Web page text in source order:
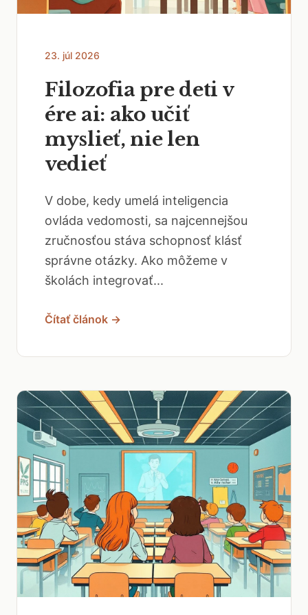
23. júl 2026
Filozofia pre deti v
ére ai: ako učiť
myslieť, nie len
vedieť
V dobe, kedy umelá inteligencia
ovláda vedomosti, sa najcennejšou
zručnosťou stáva schopnosť klásť
správne otázky. Ako môžeme v
školách integrovať...
Čítať článok →